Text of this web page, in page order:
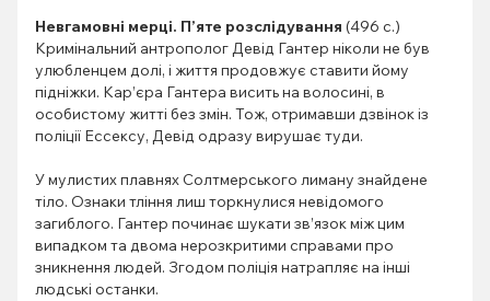
Невгамовні мерці. П’яте розслідування (496 с.)
Кримінальний антрополог Девід Гантер ніколи не був
улюбленцем долі, і життя продовжує ставити йому
підніжки. Кар’єра Гантера висить на волосині, в
особистому житті без змін. Тож, отримавши дзвінок із
поліції Ессексу, Девід одразу вирушає туди.
У мулистих плавнях Солтмерського лиману знайдене
тіло. Ознаки тління лиш торкнулися невідомого
загиблого. Гантер починає шукати зв’язок між цим
випадком та двома нерозкритими справами про
зникнення людей. Згодом поліція натрапляє на інші
людські останки.